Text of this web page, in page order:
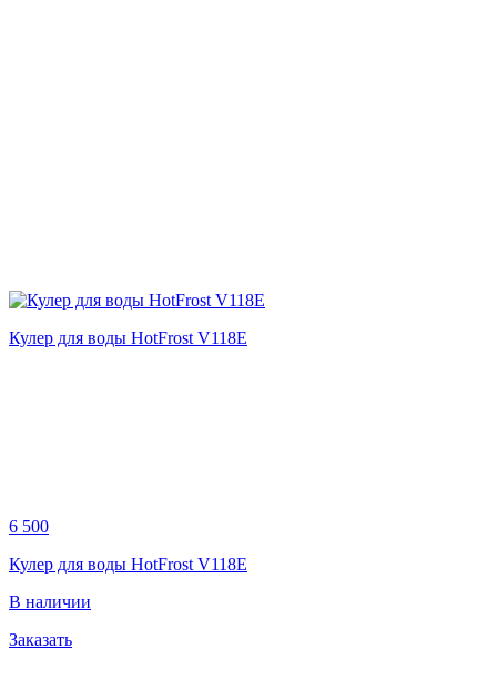
Кулер для воды HotFrost V118E
6 500
Кулер для воды HotFrost V118E
В наличии
Заказать